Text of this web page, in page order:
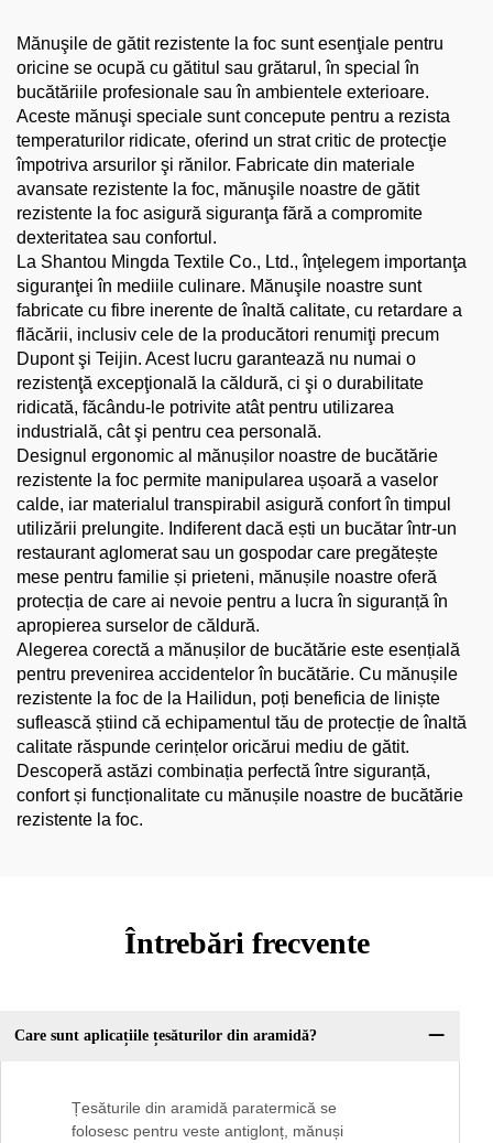
Mănuşile de gătit rezistente la foc sunt esenţiale pentru
oricine se ocupă cu gătitul sau grătarul, în special în
bucătăriile profesionale sau în ambientele exterioare.
Aceste mănuşi speciale sunt concepute pentru a rezista
temperaturilor ridicate, oferind un strat critic de protecţie
împotriva arsurilor şi rănilor. Fabricate din materiale
avansate rezistente la foc, mănuşile noastre de gătit
rezistente la foc asigură siguranţa fără a compromite
dexteritatea sau confortul.
La Shantou Mingda Textile Co., Ltd., înţelegem importanţa
siguranţei în mediile culinare. Mănuşile noastre sunt
fabricate cu fibre inerente de înaltă calitate, cu retardare a
flăcării, inclusiv cele de la producători renumiţi precum
Dupont şi Teijin. Acest lucru garantează nu numai o
rezistenţă excepţională la căldură, ci şi o durabilitate
ridicată, făcându-le potrivite atât pentru utilizarea
industrială, cât şi pentru cea personală.
Designul ergonomic al mănușilor noastre de bucătărie
rezistente la foc permite manipularea ușoară a vaselor
calde, iar materialul transpirabil asigură confort în timpul
utilizării prelungite. Indiferent dacă ești un bucătar într-un
restaurant aglomerat sau un gospodar care pregătește
mese pentru familie și prieteni, mănușile noastre oferă
protecția de care ai nevoie pentru a lucra în siguranță în
apropierea surselor de căldură.
Alegerea corectă a mănușilor de bucătărie este esențială
pentru prevenirea accidentelor în bucătărie. Cu mănușile
rezistente la foc de la Hailidun, poți beneficia de liniște
suflească știind că echipamentul tău de protecție de înaltă
calitate răspunde cerințelor oricărui mediu de gătit.
Descoperă astăzi combinația perfectă între siguranță,
confort și funcționalitate cu mănușile noastre de bucătărie
rezistente la foc.
Întrebări frecvente
Care sunt aplicațiile țesăturilor din aramidă?
Țesăturile din aramidă paratermică se
folosesc pentru veste antiglonț, mănuși